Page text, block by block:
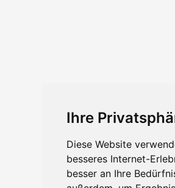
Ihre
Diese Website
besseres Internet-
besser an Ihre